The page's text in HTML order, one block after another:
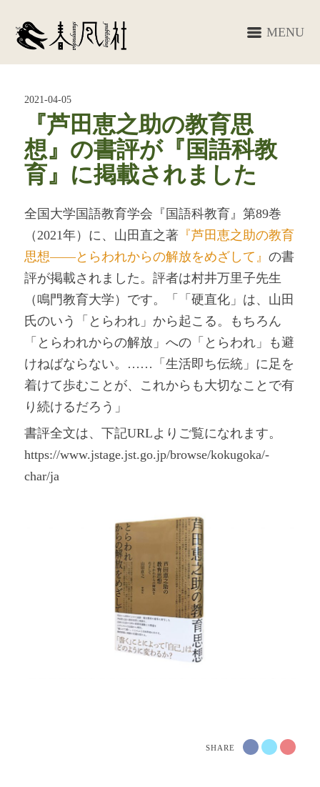
MENU
2021-04-05
『芦田恵之助の教育思
想』の書評が『国語科教
育』に掲載されました
全国大学国語教育学会『国語科教育』第89巻
（2021年）に、山田直之著 『芦田恵之助の教育
思想――とらわれからの解放をめざして』の書
評が掲載されました。評者は村井万里子先生
（鳴門教育大学）です。「「硬直化」は、山田
氏のいう「とらわれ」から起こる。もちろん
「とらわれからの解放」への「とらわれ」も避
けねばならない。……「生活即ち伝統」に足を
着けて歩むことが、これからも大切なことで有
り続けるだろう」
書評全文は、下記URLよりご覧になれます。
https://www.jstage.jst.go.jp/browse/kokugoka/-
char/ja
SHARE